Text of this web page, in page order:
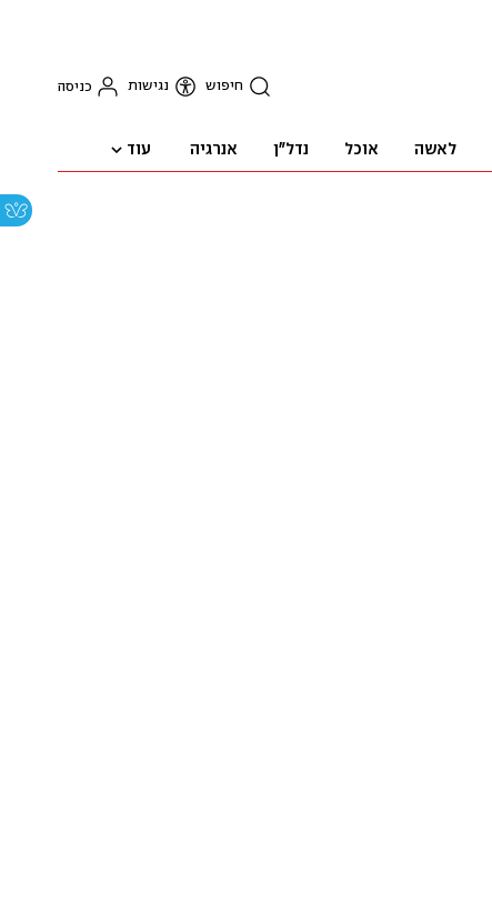
חיפוש נגישות כניסה
לאשה אוכל נדל"ן אנרגיה עוד